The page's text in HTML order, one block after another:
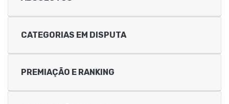
CATEGORIAS EM DISPUTA
PREMIAÇÃO E RANKING